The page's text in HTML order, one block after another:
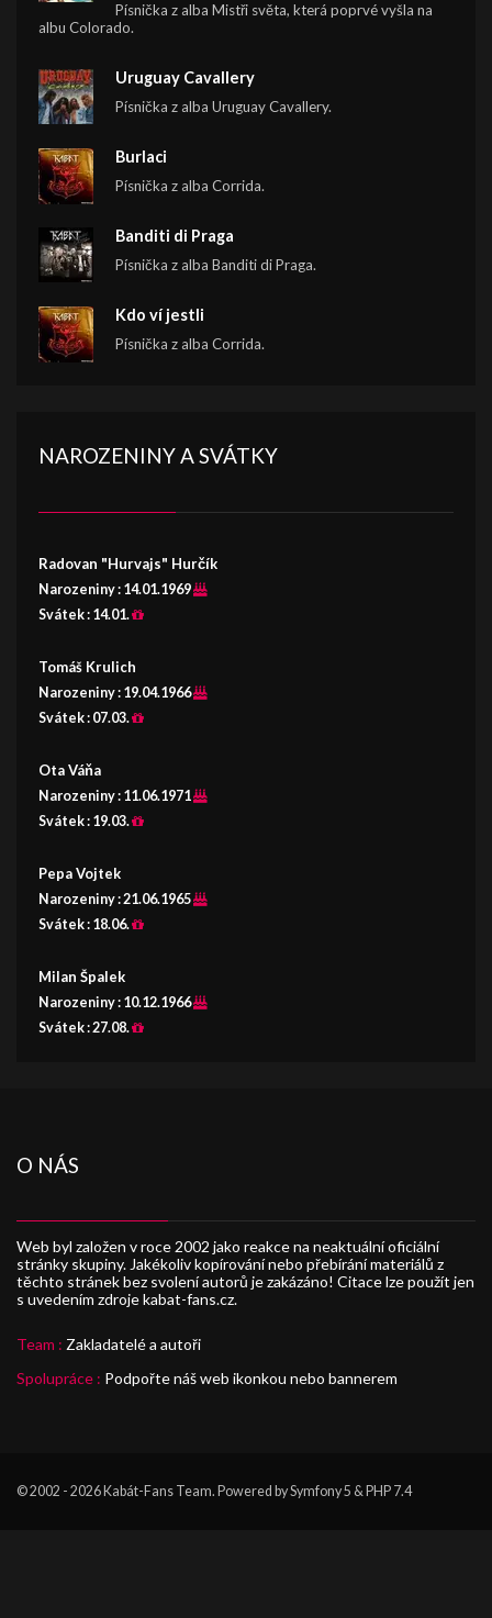
Písnička z alba Mistři světa, která poprvé vyšla na
albu Colorado.
Uruguay Cavallery
Písnička z alba Uruguay Cavallery.
Burlaci
Písnička z alba Corrida.
Banditi di Praga
Písnička z alba Banditi di Praga.
Kdo ví jestli
Písnička z alba Corrida.
NAROZENINY A SVÁTKY
Radovan "Hurvajs" Hurčík
Narozeniny : 14.01.1969
Svátek : 14.01.
Tomáš Krulich
Narozeniny : 19.04.1966
Svátek : 07.03.
Ota Váňa
Narozeniny : 11.06.1971
Svátek : 19.03.
Pepa Vojtek
Narozeniny :21.06.1965
Svátek : 18.06.
Milan Špalek
Narozeniny : 10.12.1966
Svátek :27.08.
O NÁS
Web byl založen v roce 2002 jako reakce na neaktuální oficiální
stránky skupiny. Jakékoliv kopírování nebo přebírání materiálů z
těchto stránek bez svolení autorů je zakázáno! Citace lze použít jen
s uvedením zdroje kabat-fans.cz.
Team : Zakladatelé a autoři
Spolupráce : Podpořte náš web ikonkou nebo bannerem
© 2002 - 2026 Kabát-Fans Team. Powered by Symfony 5 & PHP 7.4